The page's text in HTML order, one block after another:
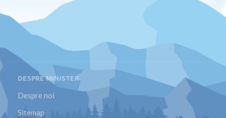
DESPRE MINISTER
Despre noi
Sitemap